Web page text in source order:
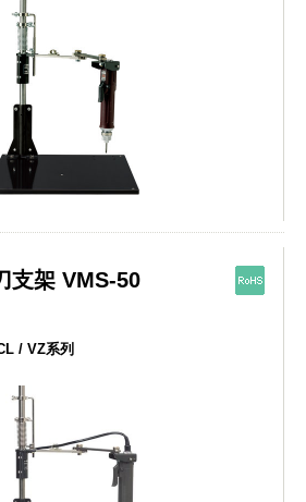
支架 VMS-50
/ VZ系列